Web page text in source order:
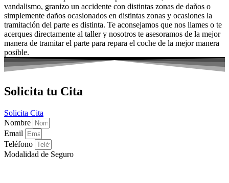
vandalismo, granizo un accidente con distintas zonas de daños o
simplemente daños ocasionados en distintas zonas y ocasiones la
tramitación del parte es distinta. Te aconsejamos que nos llames o te
acerques directamente al taller y nosotros te asesoramos de la mejor
manera de tramitar el parte para repara el coche de la mejor manera
posible.
Solicita tu Cita
Solicita Cita
Nombre
Email
Teléfono
Modalidad de Seguro